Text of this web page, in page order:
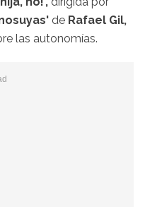
de Rafael Gil,
las autonomías.